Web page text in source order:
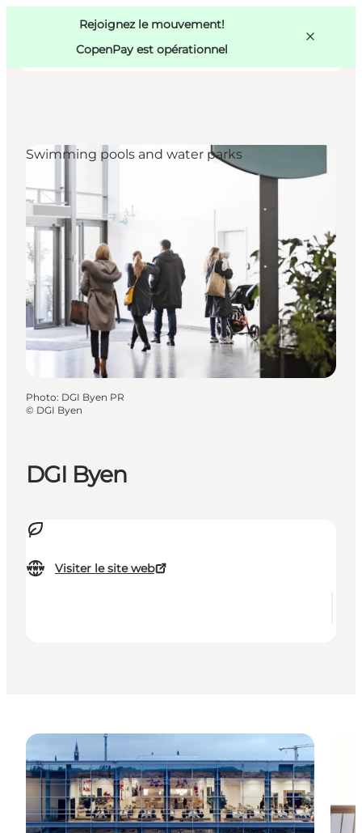
Rejoignez le mouvement!
CopenPay est opérationnel
Mangez et buvez
Planifiez
Copenhague
DGI Byen
Visiter le site web
Swimming pools and water parks
Photo: DGI Byen PR
© DGI Byen